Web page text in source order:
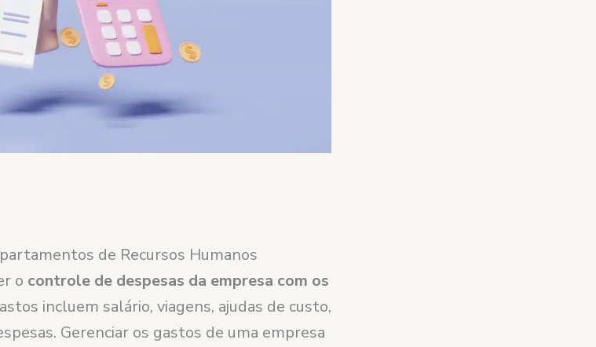
de Recursos Humanos
o controle de despesas da empresa com os
incluem salário, viagens, ajudas de custo,
Gerenciar os gastos de uma empresa